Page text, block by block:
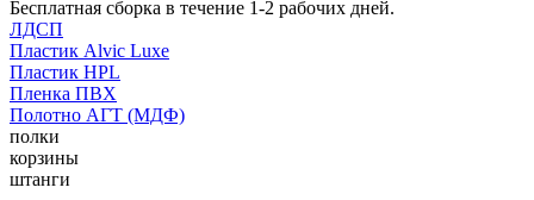
Бесплатная сборка в течение 1-2 рабочих дней.
ЛДСП
Пластик Alvic Luxe
Пластик HPL
Пленка ПВХ
Полотно АГТ (МДФ)
полки
корзины
штанги